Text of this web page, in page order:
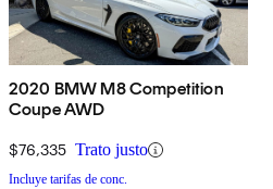
2020 BMW M8 Competition
Coupe AWD
$76,335 Trato justo
Incluye tarifas de conc.